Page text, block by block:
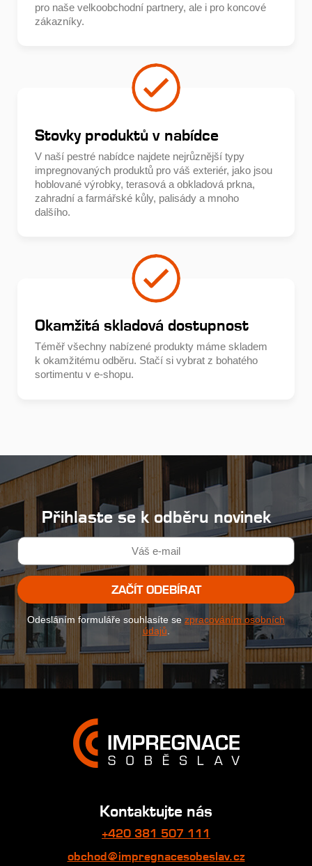
pro naše velkoobchodní partnery, ale i pro koncové
zákazníky.
Stovky produktů v nabídce
V naší pestré nabídce najdete nejrůznější typy
impregnovaných produktů pro váš exteriér, jako jsou
hoblované výrobky, terasová a obkladová prkna,
zahradní a farmářské kůly, palisády a mnoho
dalšího.
Okamžitá skladová dostupnost
Téměř všechny nabízené produkty máme skladem
k okamžitému odběru. Stačí si vybrat z bohatého
sortimentu v e-shopu.
Přihlaste se k odběru novinek
ZAČÍT ODEBÍRAT
Odesláním formuláře souhlasíte se zpracováním osobních
údajů.
Kontaktujte nás
+420 381 507 111
obchod@impregnacesobeslav.cz